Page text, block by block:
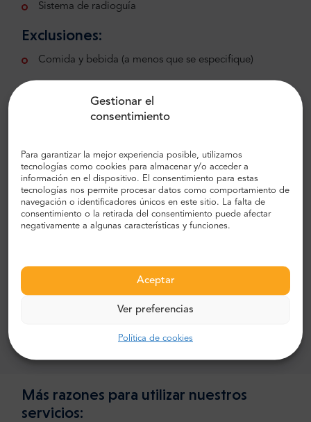
Gestionar el
consentimiento
Para garantizar la mejor experiencia posible, utilizamos
tecnologías como cookies para almacenar y/o acceder a
información en el dispositivo. El consentimiento para estas
tecnologías nos permite procesar datos como comportamiento de
navegación o identificadores únicos en este sitio. La falta de
consentimiento o la retirada del consentimiento puede afectar
negativamente a algunas características y funciones.
Aceptar
Ver preferencias
Política de cookies
Sistema de radioguía
Exclusiones:
Comida y bebida (a menos que se especifique)
Información adicional:
exposiciones.
Un recorrido a pie; se recomienda calzado cómodo.
El operador se reserva el derecho de modificar el
itinerario debido a eventos o razones operativas.
No se pierda esta oportunidad de sumergirse
en la grandeza del Palacio Real, protagonista
de la rica historia de Madrid y del legado de la
Más razones para utilizar nuestros
servicios: